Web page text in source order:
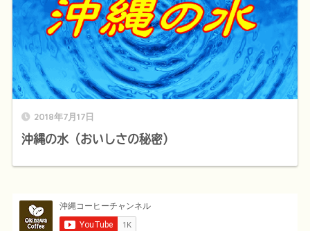
2018年7月17日
沖縄の水（おいしさの秘密）